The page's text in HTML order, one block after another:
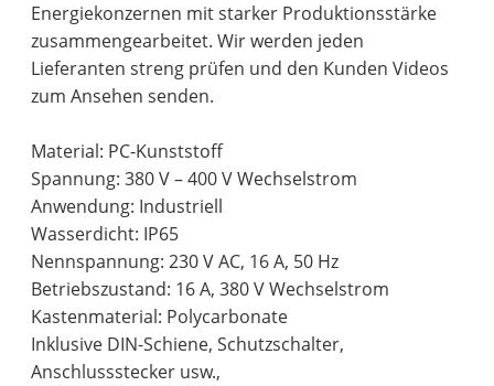
Energiekonzernen mit starker Produktionsstärke
zusammengearbeitet. Wir werden jeden
Lieferanten streng prüfen und den Kunden Videos
zum Ansehen senden.
Material: PC-Kunststoff
Spannung: 380 V – 400 V Wechselstrom
Anwendung: Industriell
Wasserdicht: IP65
Nennspannung: 230 V AC, 16 A, 50 Hz
Betriebszustand: 16 A, 380 V Wechselstrom
Kastenmaterial: Polycarbonate
Inklusive DIN-Schiene, Schutzschalter,
Anschlussstecker usw.,